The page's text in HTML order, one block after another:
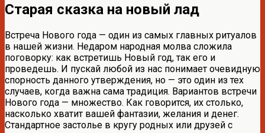
Старая сказка на новый лад
Встреча Нового года — один из самых главных ритуалов
в нашей жизни. Недаром народная молва сложила
поговорку: как встретишь Новый год, так его и
проведешь. И пускай любой из нас понимает очевидную
спорность данного утверждения, но — это один из тех
случаев, когда важна сама традиция. Вариантов встречи
Нового года — множество. Как говорится, их столько,
насколько хватит вашей фантазии, желания и денег.
Стандартное застолье в кругу родных или друзей с